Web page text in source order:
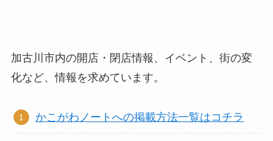
加古川市内の開店・閉店情報、イベント、街の変
化など、情報を求めています。
かこがわノートへの掲載方法一覧はコチラ